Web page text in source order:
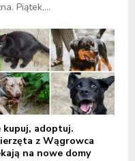
Piątek,...
kupuj, adoptuj.
z Wągrowca
na nowe domy